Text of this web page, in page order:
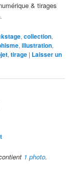
& tirages
,collection,
,illustration,
,tirage | Laisser un
1 photo.